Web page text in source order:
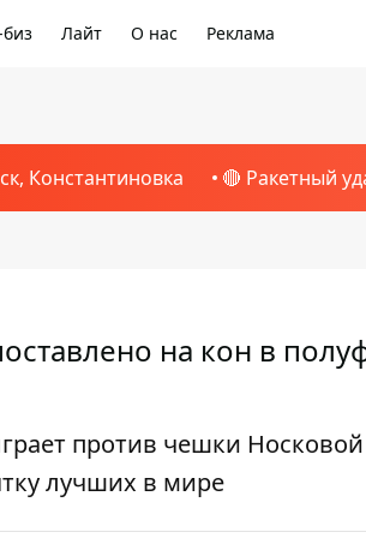
Лайт О нас Реклама
Константиновка 🔴 Ракетный
на кон в
против чешки
лучших в мире